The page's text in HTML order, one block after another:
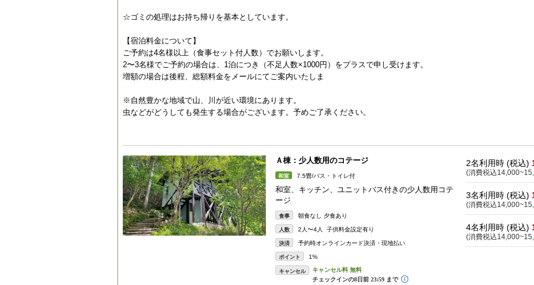
☆ゴミの処理はお持ち帰りを基本としています。
【宿泊料金について】
ご予約は4名様以上（食事セット付人数）でお願いします。
2〜3名様でご予約の場合は、1泊につき（不足人数×1000円）をプラスで申し受けます。
増額の場合は後程、総額料金をメールにてご案内いたしま
※自然豊かな地域で山、川が近い環境にあります。
虫などがどうしても発生する場合がございます。予めご了承ください。
Ａ棟：少人数用のコテージ
和室 7.5畳/バス・トイレ付
和室、キッチン、ユニットバス付きの少人数用コテ
ージ
食事 朝食なし 夕食あり
人数 2人〜4人 子供料金設定有り
決済 予約時オンラインカード決済・現地払い
ポイント 1%
キャンセル
2名利用時 (税込)
(消費税込
3名利用時 (税込)
(消費税込
4名利用時 (税込)
(消費税込